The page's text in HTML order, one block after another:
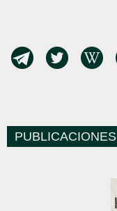
PUBLICACIONES